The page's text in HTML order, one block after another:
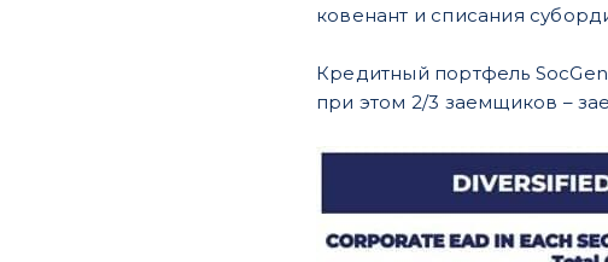
ковенант и списания
Кредитный портфель
при этом 2/3 заемщиков –